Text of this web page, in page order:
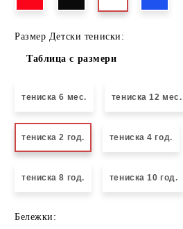
Размер Детски тениски:
Таблица с размери
тениска 6 мес. тениска 12 мес.
тениска 2 год. тениска 4 год.
тениска 8 год. тениска 10 год.
Бележки: